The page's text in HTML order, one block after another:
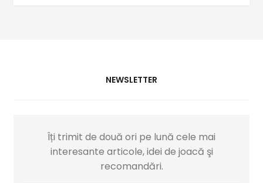
NEWSLETTER
Îți trimit de două ori pe lună cele mai
interesante articole, idei de joacă şi
recomandări.